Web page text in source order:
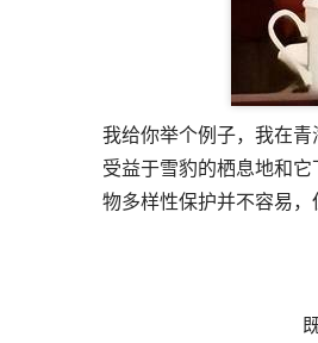
我给你举个例子，我在
受益于雪豹的栖息地和
物多样性保护并不容易